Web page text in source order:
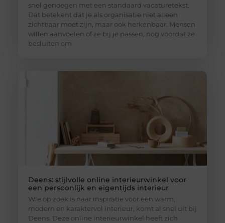
snel genoegen met een standaard vacaturetekst.
Dat betekent dat je als organisatie niet alleen
zichtbaar moet zijn, maar ook herkenbaar. Mensen
willen aanvoelen of ze bij je passen, nog vóórdat ze
besluiten om
Deens: stijlvolle online interieurwinkel voor
een persoonlijk en eigentijds interieur
Wie op zoek is naar inspiratie voor een warm,
modern en karaktervol interieur, komt al snel uit bij
Deens. Deze online interieurwinkel heeft zich